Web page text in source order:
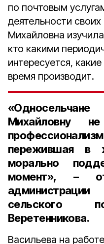
по почтовым
деятельности
Михайловна
кто какими
интересуется,
время производит.
Михайловну
пережившая в
морально
момент», –
сельского
Веретенникова.
Васильева на